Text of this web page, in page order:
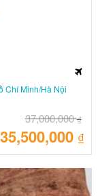
Chí Minh/Hà Nội
37,000,000₫
gốc
35,500,000 ₫
Giá
tại
là: